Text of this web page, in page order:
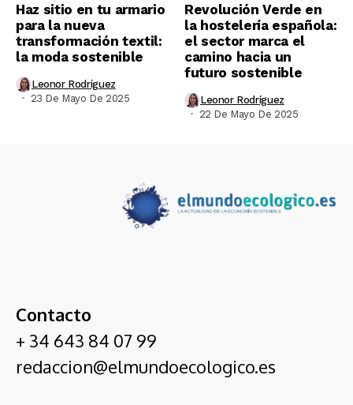
Haz sitio en tu armario
para la nueva
transformación textil:
la moda sostenible
Leonor Rodríguez
23 De Mayo De 2025
Revolución Verde en
la hostelería española:
el sector marca el
camino hacia un
futuro sostenible
Leonor Rodríguez
22 De Mayo De 2025
Contacto
+ 34 643 84 07 99
redaccion@elmundoecologico.es